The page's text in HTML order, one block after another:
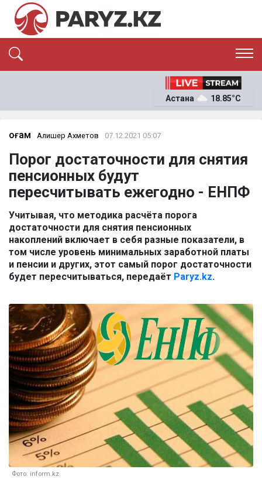
ЭКОНОМИКА
ОҚИҒА
News
Астана 18.85°C
Қоғам Алишер Ахметов 07.12.2021 05:07
Порог достаточности для снятия
пенсионных будут
пересчитывать ежегодно - ЕНПФ
Учитывая, что методика расчёта порога
достаточности для снятия пенсионных
накоплений включает в себя разные показатели, в
том числе уровень минимальных заработной платы
и пенсии и других, этот самый порог достаточности
будет пересчитываться, передаёт Paryz.kz.
Фото: inform.kz